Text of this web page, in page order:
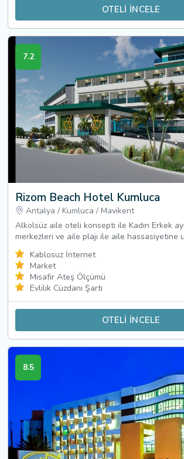
OTELİ İNCELE
7.2
Rizom Beach Hotel Kumluca
Antalya / Kumluca / Mavikent
Alkolsüz aile oteli konsepti ile Kadın Erkek
merkezleri ve aile plajı ile aile hassasiyetine
Kablosuz İnternet
Market
Misafir Ateş Ölçümü
Evlilik Cüzdanı Şartı
OTELİ İNCELE
8.5